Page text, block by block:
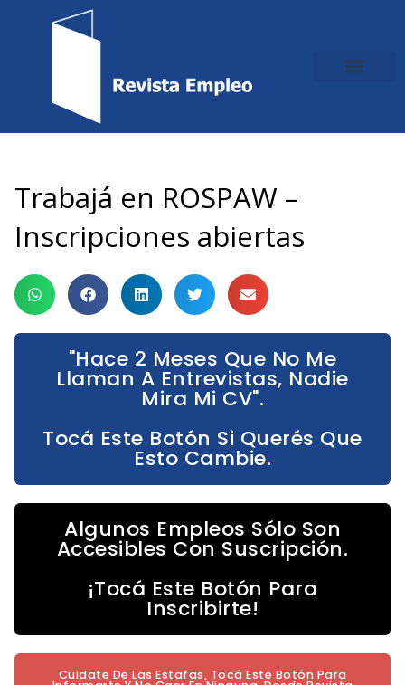
Trabajá en ROSPAW –
Inscripciones abiertas
"Hace 2 Meses Que No Me
Llaman A Entrevistas, Nadie
Mira Mi CV".
Tocá Este Botón Si Querés Que
Esto Cambie.
Algunos Empleos Sólo Son
Accesibles Con Suscripción.
¡Tocá Este Botón Para
Inscribirte!
Cuidate De Las Estafas, Tocá Este Botón Para